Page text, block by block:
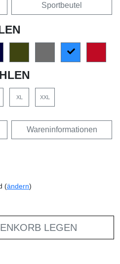
Sportbeutel
XL XXL
Wareninformationen
(ändern)
LEGEN